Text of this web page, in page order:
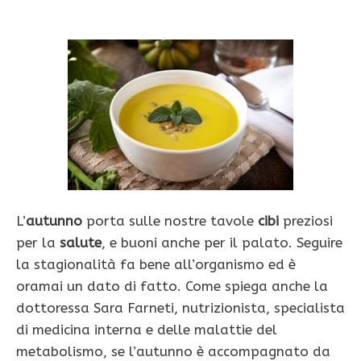
L’autunno porta sulle nostre tavole cibi preziosi
per la salute, e buoni anche per il palato. Seguire
la stagionalità fa bene all’organismo ed è
oramai un dato di fatto. Come spiega anche la
dottoressa Sara Farneti, nutrizionista, specialista
di medicina interna e delle malattie del
metabolismo, se l’autunno è accompagnato da